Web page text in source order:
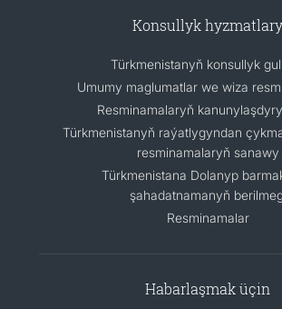
Konsullyk hyzmatlary
Türkmenistanyň konsullyk
Umumy maglumatlar we wiza
Resminamalaryň
Türkmenistanyň raýatlygyndan
resminamalaryň sanawy
Türkmenistana Dolanyp
şahadatnamanyň
Resminamalar
Habarlaşmak üçin